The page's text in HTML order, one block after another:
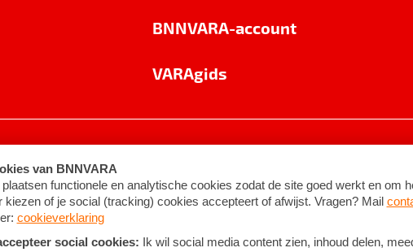
BNNVARA-account
VARAgids
Algemene voorwaarden ©2026BNNVARA